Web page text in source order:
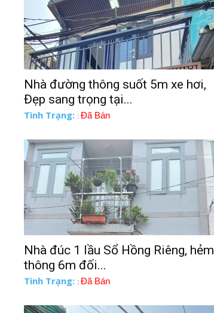
Nhà đường thông suốt 5m xe hơi,
Đẹp sang trọng tại...
Tình Trạng: : Đã Bán
Nhà đúc 1 lầu Sổ Hồng Riêng, hẻm
thông 6m đối...
Tình Trạng: : Đã Bán